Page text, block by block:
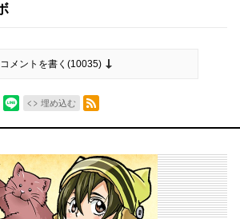
コメントを書く(10035)
埋め込む
RSSフィード